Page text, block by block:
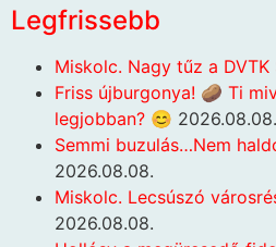
Legfrissebb
Miskolc. Nagy tűz a DVTK
Friss újburgonya! 🥔 Ti
legjobban? 😊 2026.08.08.
Semmi buzulás…Nem
2026.08.08.
Miskolc. Lecsúszó
2026.08.08.